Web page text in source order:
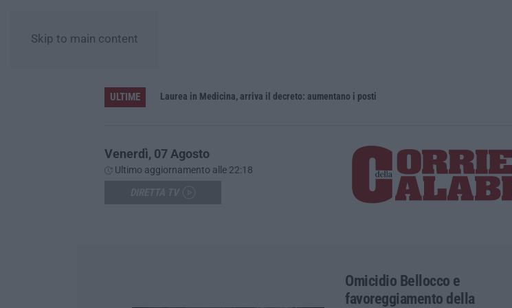
Skip to main content
ULTIME
Sistema bibliotecario vibonese, la dura replica di Soriano e Romeo: «Il fallimento è di chi ha staccato la spina» Laurea in Medicina, arriva il decreto: aumentano i posti
Venerdì, 07 Agosto
Ultimo aggiornamento alle 22:18
Omicidio Bellocco e
favoreggiamento della